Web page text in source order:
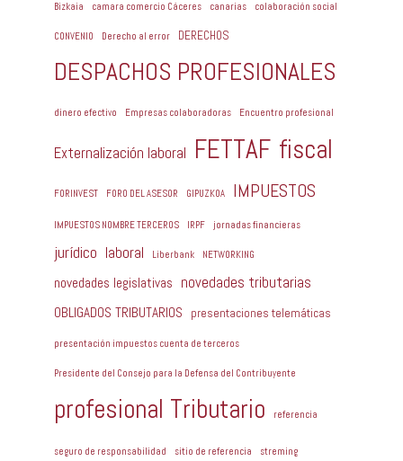
Bizkaia camara comercio Cáceres canarias colaboración social
CONVENIO Derecho al error DERECHOS
DESPACHOS PROFESIONALES
dinero efectivo Empresas colaboradoras Encuentro profesional
Externalización laboral FETTAF fiscal
FORINVEST FORO DEL ASESOR GIPUZKOA IMPUESTOS
IMPUESTOS NOMBRE TERCEROS IRPF jornadas financieras
jurídico laboral Liberbank NETWORKING
novedades legislativas novedades tributarias
OBLIGADOS TRIBUTARIOS presentaciones telemáticas
presentación impuestos cuenta de terceros
Presidente del Consejo para la Defensa del Contribuyente
profesional Tributario referencia
seguro de responsabilidad sitio de referencia streming